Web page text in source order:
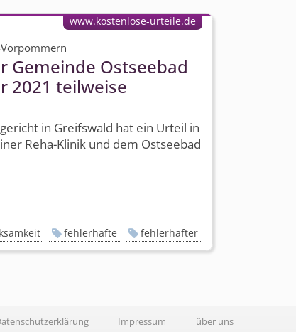
Gemeinde Ostseebad
2021 teilweise
in Greifswald hat ein Urteil in
Reha-Klinik und dem Ostseebad
www.kostenlose-urteile.de
fehlerhafte fehlerhafter
Impressum über uns